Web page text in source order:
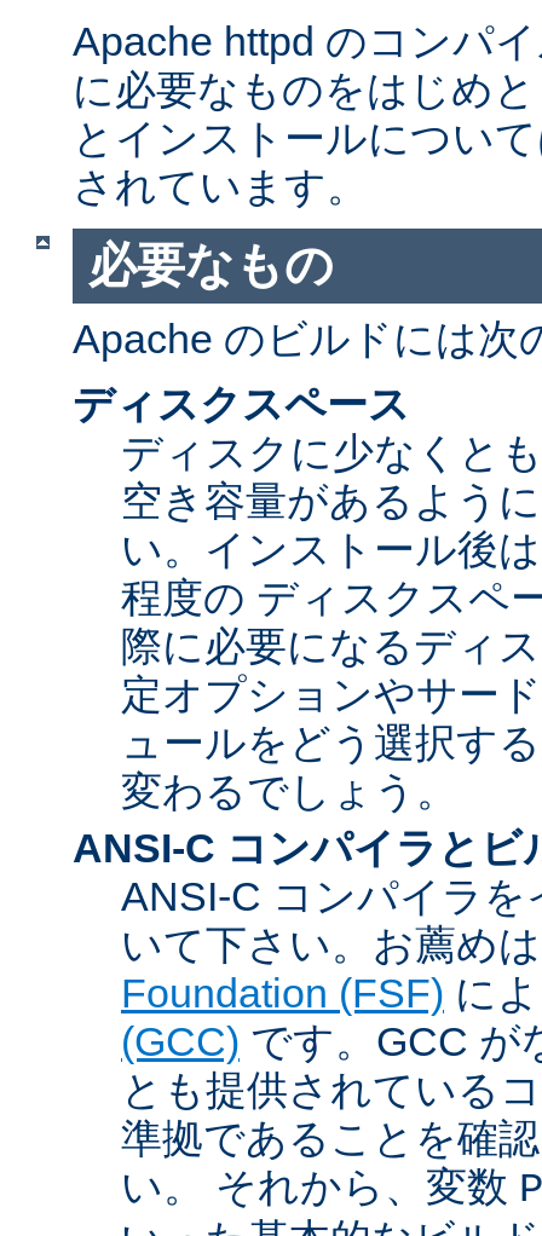
Apache httpd のコンパ
に必要なものをはじめ
とインストールについ
されています。
必要なもの
Apache のビルドには次
ディスクスペース
ディスクに少なくと
空き容量があるよう
い。インストール後
程度の ディスクスペ
際に必要になるディ
定オプションやサー
ュールをどう選択す
変わるでしょう。
ANSI-C コンパイラとビ
ANSI-C コンパイラ
いて下さい。お薦め
Foundation (FSF) に
(GCC) です。GCC が
とも提供されている
準拠であることを確
い。 それから、変数